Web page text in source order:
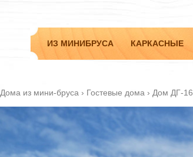
ИЗ МИНИБРУСА
Садовые
Дачные
Гостевые
КАРКАСНЫЕ
Дома из мини-бруса › Гостевые дома › Дом ДГ-16